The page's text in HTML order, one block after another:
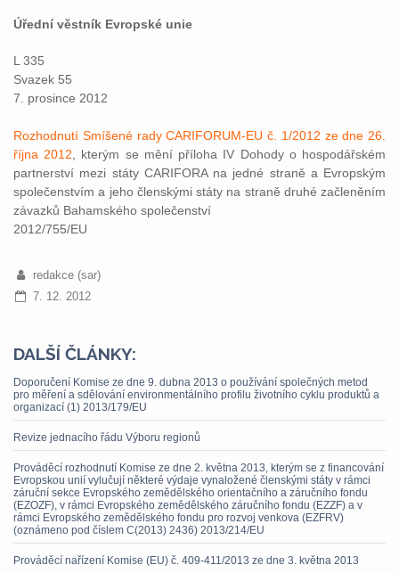
Úřední věstník Evropské unie
L 335
Svazek 55
7. prosince 2012
Rozhodnutí Smíšené rady CARIFORUM-EU č. 1/2012 ze dne 26.
října 2012 , kterým se mění příloha IV Dohody o hospodářském
partnerství mezi státy CARIFORA na jedné straně a Evropským
společenstvím a jeho členskými státy na straně druhé začleněním
závazků Bahamského společenství
2012/755/EU
redakce (sar)
7. 12. 2012
DALŠÍ ČLÁNKY:
Doporučení Komise ze dne 9. dubna 2013 o používání společných metod
pro měření a sdělování environmentálního profilu životního cyklu produktů a
organizací (1) 2013/179/EU
Revize jednacího řádu Výboru regionů
Prováděcí rozhodnutí Komise ze dne 2. května 2013, kterým se z financování
Evropskou unií vylučují některé výdaje vynaložené členskými státy v rámci
záruční sekce Evropského zemědělského orientačního a záručního fondu
(EZOZF), v rámci Evropského zemědělského záručního fondu (EZZF) a v
rámci Evropského zemědělského fondu pro rozvoj venkova (EZFRV)
(oznámeno pod číslem C(2013) 2436) 2013/214/EU
Prováděcí nařízení Komise (EU) č. 409-411/2013 ze dne 3. května 2013